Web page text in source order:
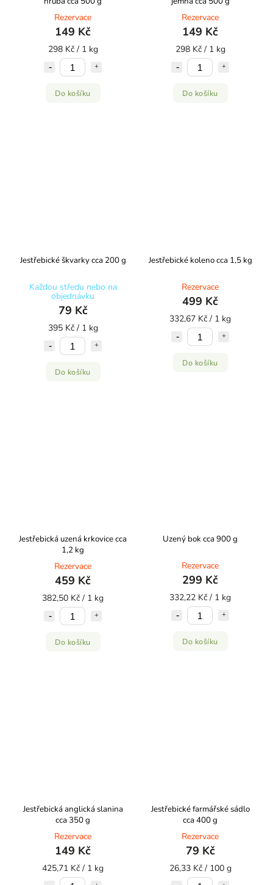
Rezervace
149 Kč
298 Kč / 1 kg
Do košíku
Rezervace
149 Kč
298 Kč / 1 kg
Do košíku
Jestřebické škvarky cca 200 g
Každou středu nebo na
objednávku
79 Kč
395 Kč / 1 kg
Do košíku
Jestřebické koleno cca 1,5 kg
Rezervace
499 Kč
332,67 Kč / 1 kg
Do košíku
Jestřebická uzená krkovice cca
1,2 kg
Rezervace
459 Kč
382,50 Kč / 1 kg
Do košíku
Uzený bok cca 900 g
Rezervace
299 Kč
332,22 Kč / 1 kg
Do košíku
Jestřebická anglická slanina
cca 350 g
Rezervace
149 Kč
425,71 Kč / 1 kg
Jestřebické farmářské sádlo
cca 400 g
Rezervace
79 Kč
26,33 Kč / 100 g